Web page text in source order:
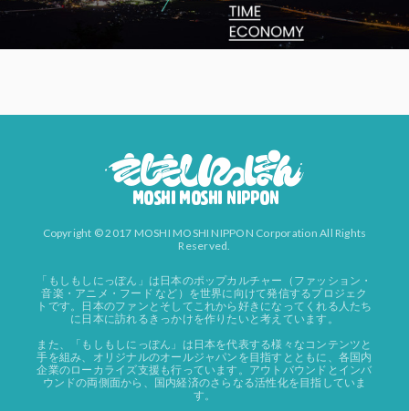
Copyright © 2017 MOSHI MOSHI NIPPON Corporation All Rights
Reserved.
「もしもしにっぽん」は日本のポップカルチャー（ファッション・
音楽・アニメ・フード など）を世界に向けて発信するプロジェク
トです。日本のファンとそしてこれから好きになってくれる人たち
に日本に訪れるきっかけを作りたいと考えています。
また、「もしもしにっぽん」は日本を代表する様々なコンテンツと
手を組み、オリジナルのオールジャパンを目指すとともに、各国内
企業のローカライズ支援も行っています。アウトバウンドとインバ
ウンドの両側面から、国内経済のさらなる活性化を目指していま
す。